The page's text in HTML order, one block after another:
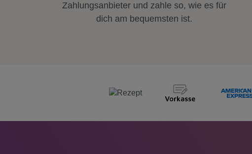
Zahlungsanbieter und zahle so, wie es für
dich am bequemsten ist.